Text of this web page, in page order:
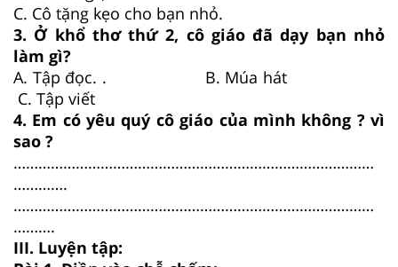
C. Cô tặng kẹo cho bạn nhỏ.
3. Ở khổ thơ thứ 2, cô giáo đã dạy bạn nhỏ
làm gì?
A. Tập đọc. . B. Múa hát
C. Tập viết
4. Em có yêu quý cô giáo của mình không ? vì
sao ?
……………………………………………………………………………
………….
……………………………………………………………………………
……….
III. Luyện tập: